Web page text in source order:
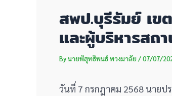
สพป.บุรีรัมย์ เข
และผู้บริหารสถ
Byนายพิสุทธิพนธ์ พวงมาลัย/07/07/
วันที่ 7 กรกฎาคม 2568 นายป